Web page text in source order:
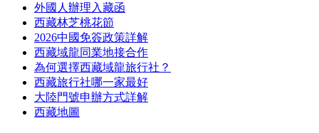
外國人辦理入藏函
西藏林芝桃花節
2026中國免簽政策詳解
西藏域龍同業地接合作
為何選擇西藏域龍旅行社？
西藏旅行社哪一家最好
大陸門號申辦方式詳解
西藏地圖